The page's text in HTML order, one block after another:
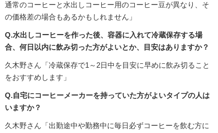
通常のコーヒーと水出しコーヒー用のコーヒー豆が異なり、そ
の価格差の場合もあるかもしれません」
Q.水出しコーヒーを作った後、容器に入れて冷蔵保存する場
合、何日以内に飲み切った方がよいとか、目安はありますか？
久木野さん「冷蔵保存で1～2日中を目安に早めに飲み切ること
をおすすめします」
Q.自宅にコーヒーメーカーを持っていた方がよいタイプの人は
いますか？
久木野さん「出勤途中や勤務中に毎日必ずコーヒーを飲む方に